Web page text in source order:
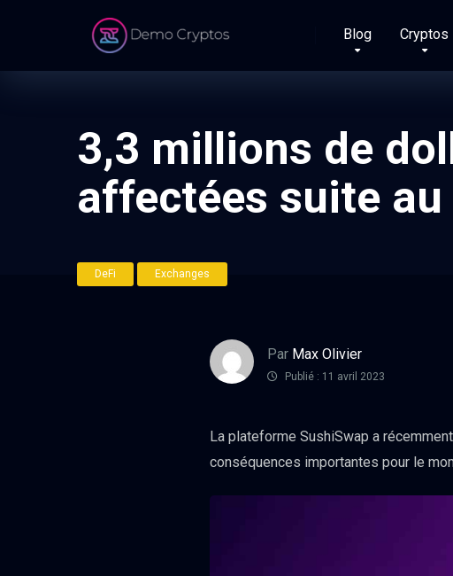
Blog Cryptos
3,3 millions de
affectées suite
DeFi Exchanges
Par Max Olivier
Publié : 11 avril 2023
La plateforme SushiSwap a
conséquences importantes pour le